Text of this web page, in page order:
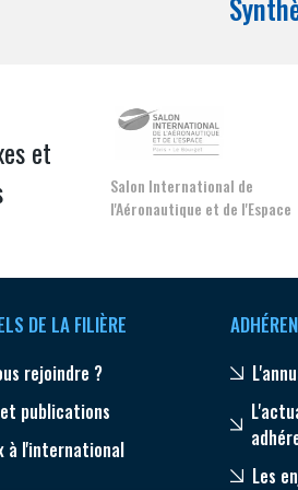
et
Salon International de
l'Aéronautique et de l'Espace
DE LA FILIÈRE
rejoindre ?
publications
à l'international
Les
pérennité de votre